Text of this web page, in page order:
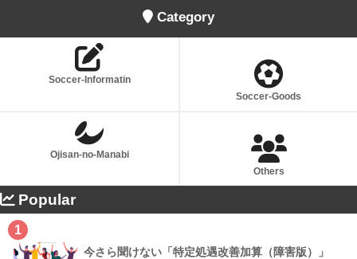
Category
Soccer-Informatin
Soccer-Goods
Ojisan-no-Manabi
Others
Popular
1
今さら聞けない「特定処遇改善加算（障害版）」